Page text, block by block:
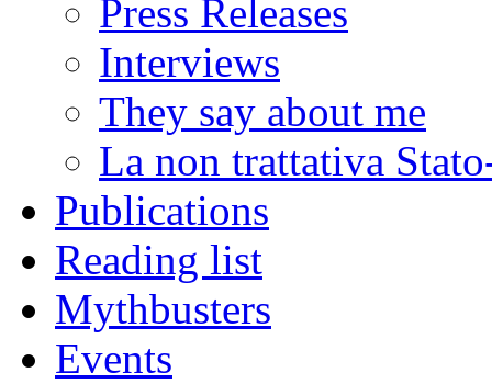
Press Releases
Interviews
They say about me
La non trattativa
Publications
Reading list
Mythbusters
Events